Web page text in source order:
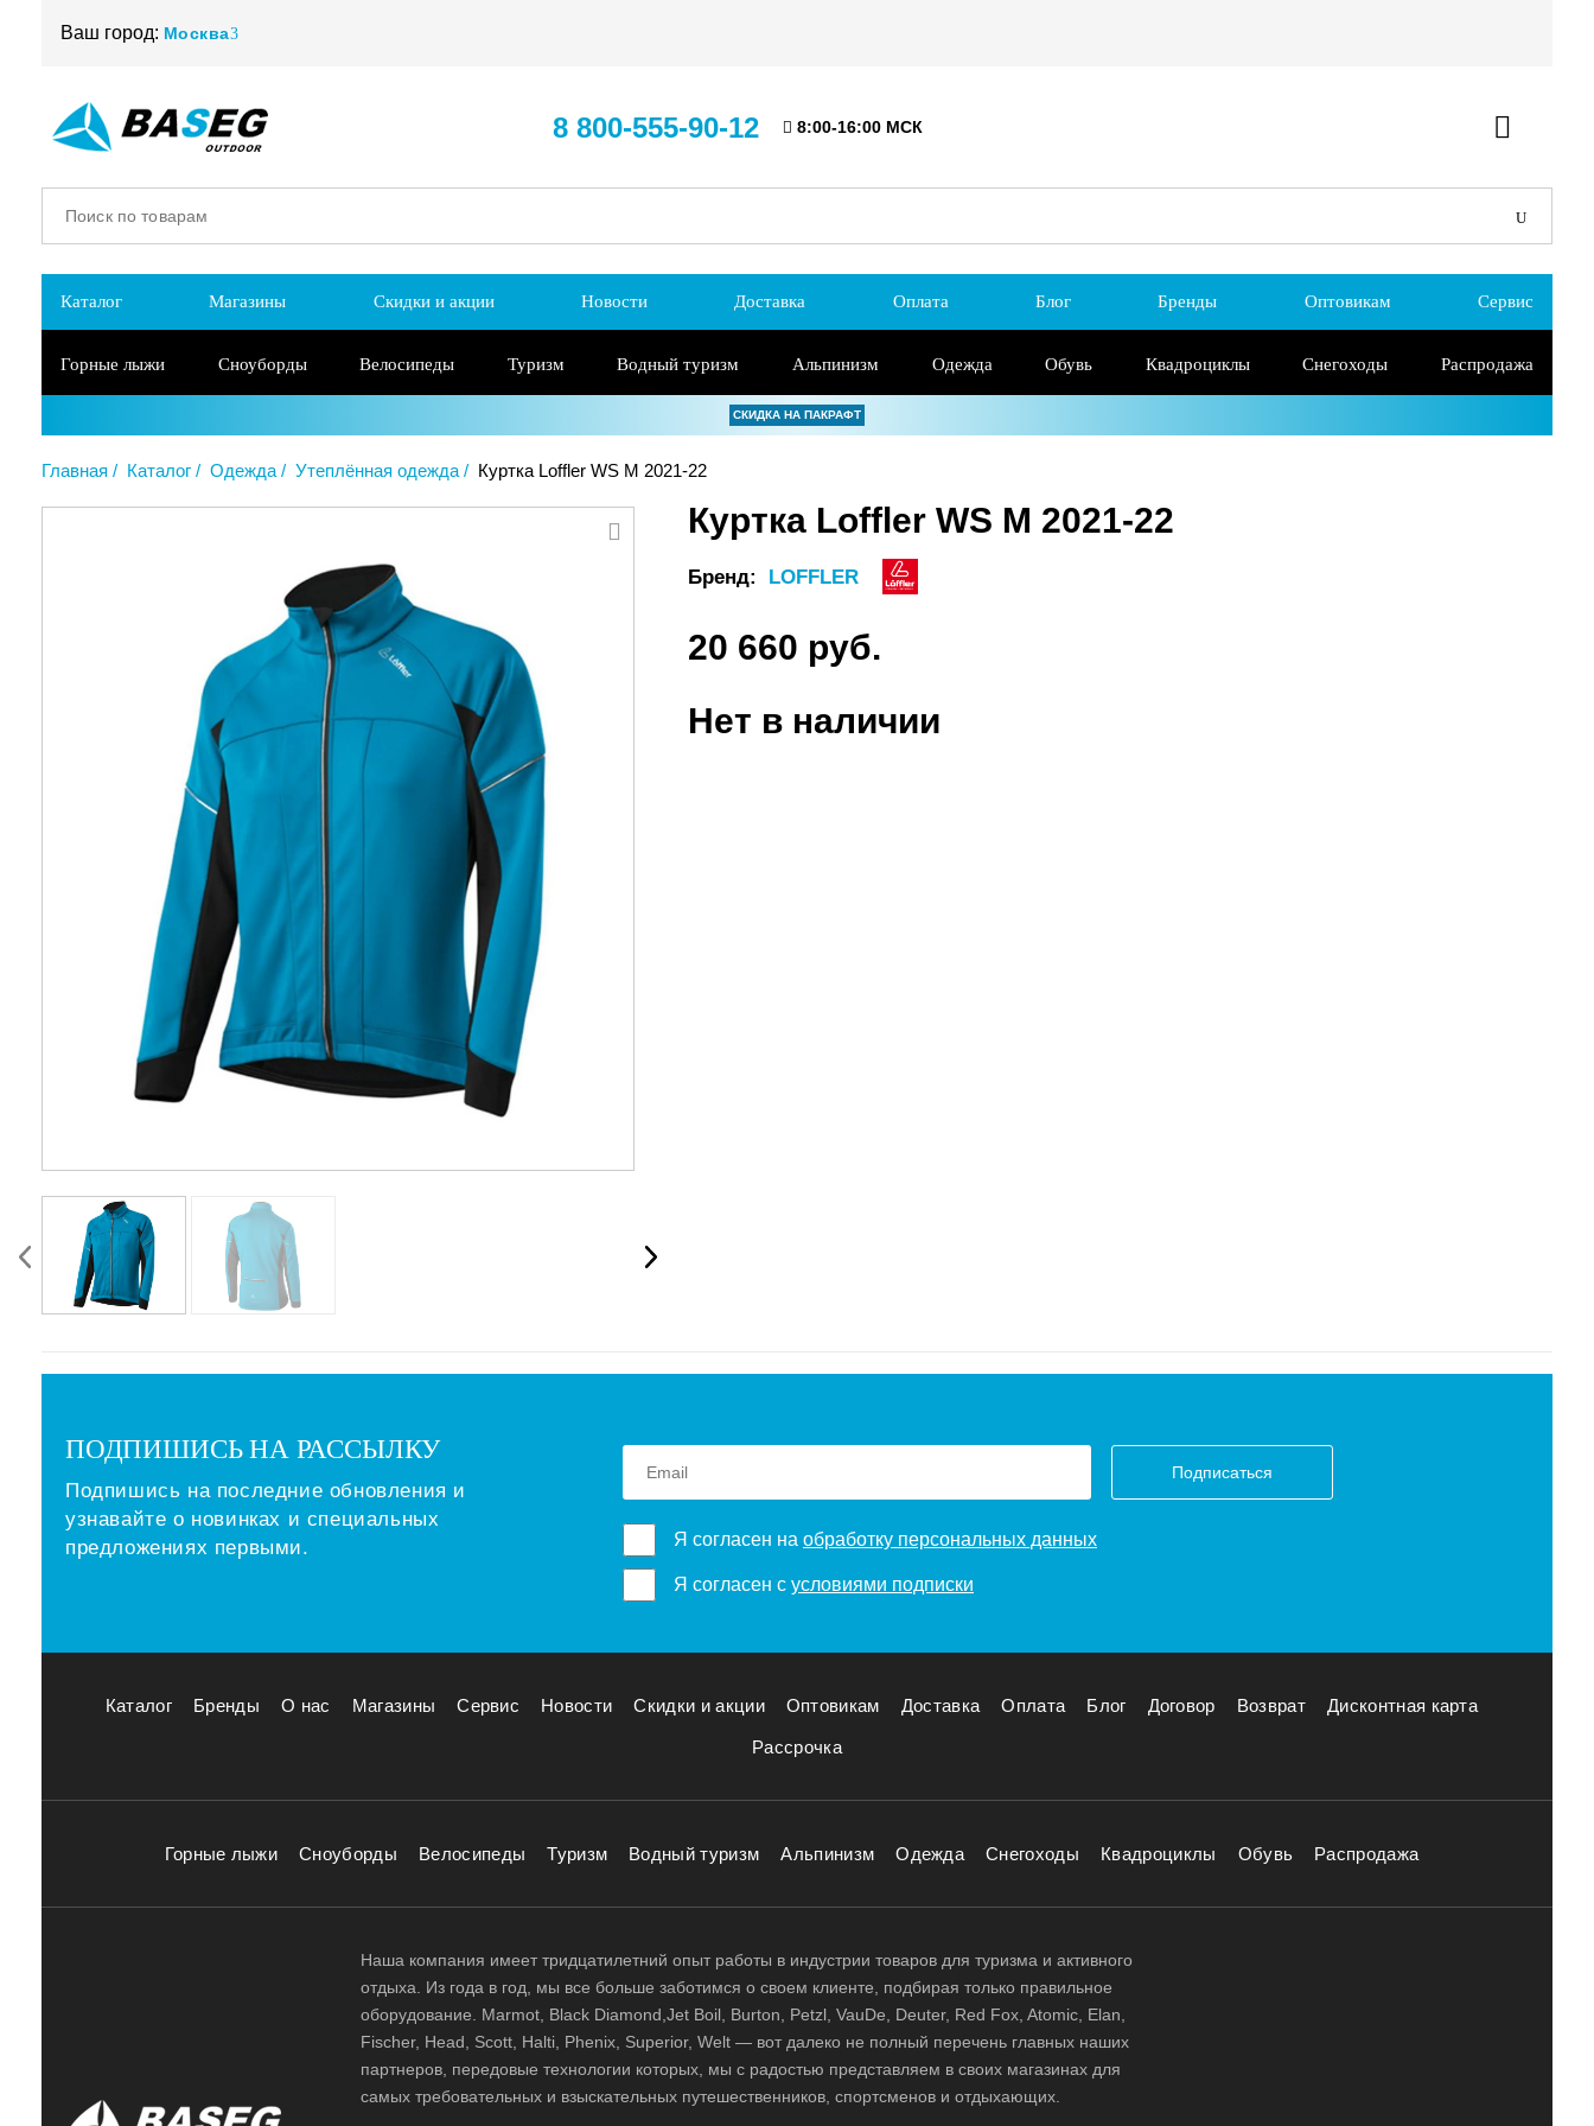
Ваш город: Москва
8 800-555-90-12 8:00-16:00 МСК
Каталог Магазины Скидки и акции Новости Доставка Оплата Блог Бренды Оптовикам Сервис
Горные лыжи Сноуборды Велосипеды Туризм Водный туризм Альпинизм Одежда Обувь Квадроциклы Снегоходы Распродажа
СКИДКА НА ПАКРАФТ
Главная Каталог Одежда Утеплённая одежда Куртка Loffler WS M 2021-22
Куртка Loffler WS M 2021-22
Бренд: LOFFLER
20 660 руб.
Нет в наличии
ПОДПИШИСЬ НА РАССЫЛКУ
Подпишись на последние обновления и
узнавайте о новинках и специальных
предложениях первыми.
Подписаться
Я согласен на обработку персональных данных
Я согласен с условиями подписки
Каталог Бренды О нас Магазины Сервис Новости Скидки и акции Оптовикам Доставка Оплата Блог Договор Возврат Дисконтная карта
Рассрочка
Горные лыжи Сноуборды Велосипеды Туризм Водный туризм Альпинизм Одежда Снегоходы Квадроциклы Обувь Распродажа
Наша компания имеет тридцатилетний опыт работы в индустрии товаров для туризма и активного
отдыха. Из года в год, мы все больше заботимся о своем клиенте, подбирая только правильное
оборудование. Marmot, Black Diamond,Jet Boil, Burton, Petzl, VauDe, Deuter, Red Fox, Atomic, Elan,
Fischer, Head, Scott, Halti, Phenix, Superior, Welt — вот далеко не полный перечень главных наших
партнеров, передовые технологии которых, мы с радостью представляем в своих магазинах для
самых требовательных и взыскательных путешественников, спортсменов и отдыхающих.